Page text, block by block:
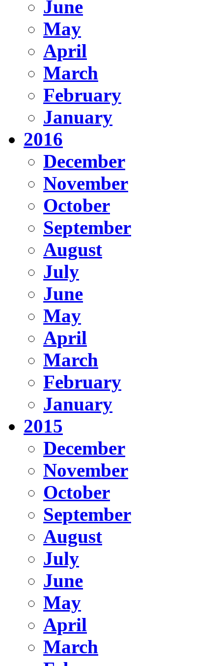
June
May
April
March
February
January
2016
December
November
October
September
August
July
June
May
April
March
February
January
2015
December
November
October
September
August
July
June
May
April
March